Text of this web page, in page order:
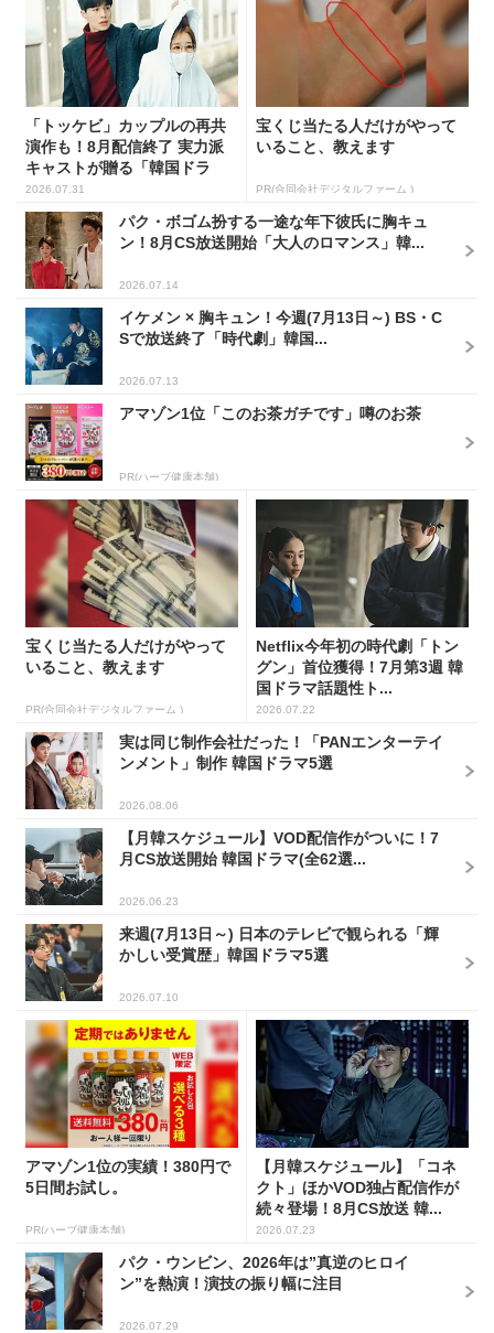
「トッケビ」カップルの再共
演作も！8月配信終了 実力派
キャストが贈る「韓国ドラ
マ...
2026.07.31
宝くじ当たる人だけがやって
いること、教えます
PR(合同会社デジタルファーム )
パク・ボゴム扮する一途な年下彼氏に胸キュ
ン！8月CS放送開始「大人のロマンス」韓...
2026.07.14
イケメン × 胸キュン！今週(7月13日～) BS・C
Sで放送終了「時代劇」韓国...
2026.07.13
アマゾン1位「このお茶ガチです」噂のお茶
PR(ハーブ健康本舗)
宝くじ当たる人だけがやって
いること、教えます
PR(合同会社デジタルファーム )
Netflix今年初の時代劇「トン
グン」首位獲得！7月第3週 韓
国ドラマ話題性ト...
2026.07.22
実は同じ制作会社だった！「PANエンターテイ
ンメント」制作 韓国ドラマ5選
2026.08.06
【月韓スケジュール】VOD配信作がついに！7
月CS放送開始 韓国ドラマ(全62選...
2026.06.23
来週(7月13日～) 日本のテレビで観られる「輝
かしい受賞歴」韓国ドラマ5選
2026.07.10
アマゾン1位の実績！380円で
5日間お試し。
PR(ハーブ健康本舗)
【月韓スケジュール】「コネ
クト」ほかVOD独占配信作が
続々登場！8月CS放送 韓...
2026.07.23
パク・ウンビン、2026年は”真逆のヒロイ
ン”を熱演！演技の振り幅に注目
2026.07.29